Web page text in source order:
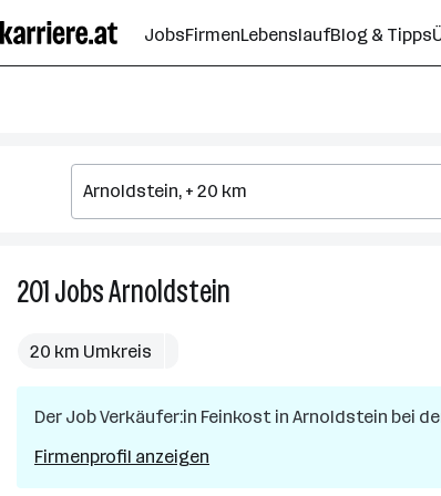
Seiteninhalt
springen
JobsFirmenLebenslaufBlog & Tipps
201JobsArnoldstein
20 km Umkreis
Der JobVerkäufer:in Feinkost in Arnoldstein bei
Firmenprofil anzeigen